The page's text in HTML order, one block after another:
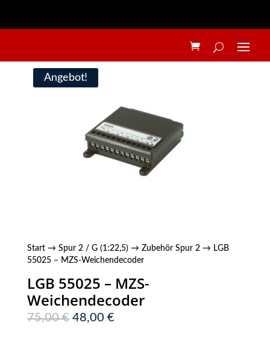
Angebot!
Start→ Spur 2 / G (1:22,5)→ Zubehör Spur 2→ LGB
55025 – MZS-Weichendecoder
LGB 55025 – MZS-
Weichendecoder
75,00€ Ursprünglicher
48,00 €Aktueller